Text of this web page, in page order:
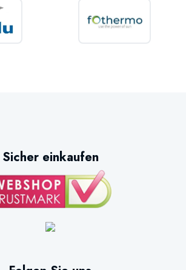
Sicher einkaufen